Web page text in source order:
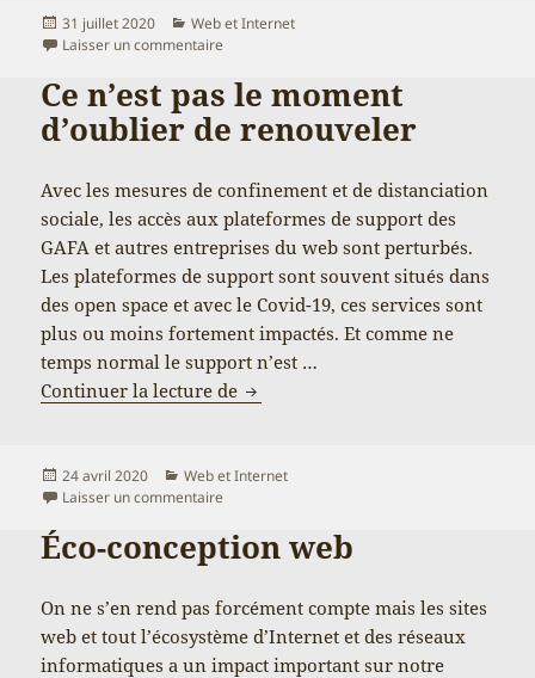
Publié
le
31 juillet 2020 Catégories
Web et Internet
Laisser un commentairesur Les autres plugins WP bien pratiques
Ce n’est pas le moment
d’oublier de renouveler
Avec les mesures de confinement et de distanciation
sociale, les accès aux plateformes de support des
GAFA et autres entreprises du web sont perturbés.
Les plateformes de support sont souvent situés dans
des open space et avec le Covid-19, ces services sont
plus ou moins fortement impactés. Et comme ne
temps normal le support n’est …
Continuer la lecture de Ce n’est pas le moment
Publié
le
24 avril 2020 Catégories
Web et Internet
Laisser un commentairesur Ce n’est pas le moment d’oublier de
Éco-conception web
On ne s’en rend pas forcément compte mais les sites
web et tout l’écosystème d’Internet et des réseaux
informatiques a un impact important sur notre